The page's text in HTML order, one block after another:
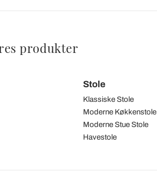
produkter
Stole
Klassiske Stole
Moderne Køkkenstole
Moderne Stue Stole
Havestole